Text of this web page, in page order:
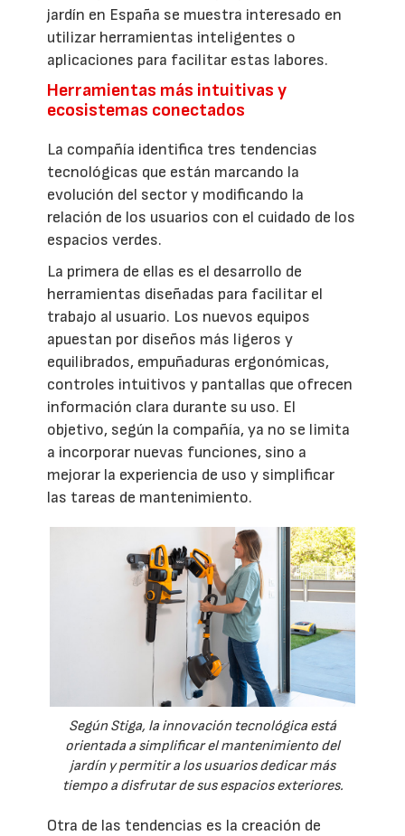
jardín en España se muestra interesado en
utilizar herramientas inteligentes o
aplicaciones para facilitar estas labores.
Herramientas más intuitivas y
ecosistemas conectados
La compañía identifica tres tendencias
tecnológicas que están marcando la
evolución del sector y modificando la
relación de los usuarios con el cuidado de los
espacios verdes.
La primera de ellas es el desarrollo de
herramientas diseñadas para facilitar el
trabajo al usuario. Los nuevos equipos
apuestan por diseños más ligeros y
equilibrados, empuñaduras ergonómicas,
controles intuitivos y pantallas que ofrecen
información clara durante su uso. El
objetivo, según la compañía, ya no se limita
a incorporar nuevas funciones, sino a
mejorar la experiencia de uso y simplificar
las tareas de mantenimiento.
Según Stiga, la innovación tecnológica está
orientada a simplificar el mantenimiento del
jardín y permitir a los usuarios dedicar más
tiempo a disfrutar de sus espacios exteriores.
Otra de las tendencias es la creación de